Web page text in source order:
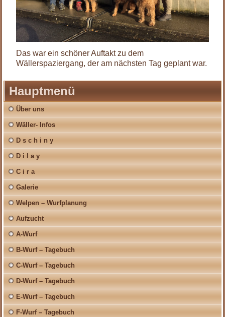
Das war ein schöner Auftakt zu dem
Wällerspaziergang, der am nächsten Tag geplant war.
Hauptmenü
Über uns
Wäller- Infos
D s c h i n y
D i l a y
C i r a
Galerie
Welpen – Wurfplanung
Aufzucht
A-Wurf
B-Wurf – Tagebuch
C-Wurf – Tagebuch
D-Wurf – Tagebuch
E-Wurf – Tagebuch
F-Wurf – Tagebuch